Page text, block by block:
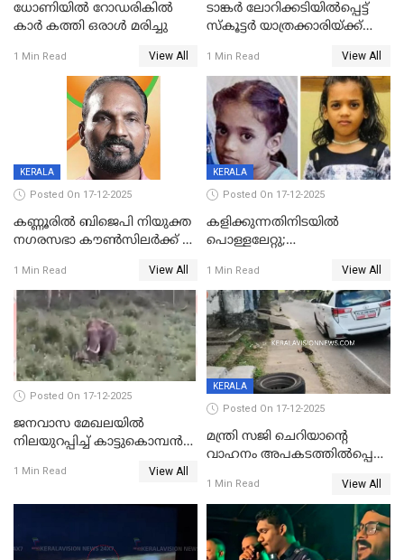
ധോണിയിൽ റോഡരികിൽ
കാർ കത്തി ഒരാൾ മരിച്ചു
1 Min Read View All
ടാങ്കർ ലോറിക്കടിയിൽപ്പെട്ട്
സ്കൂട്ടർ യാത്രക്കാരിയ്ക്ക്
കണ്ടോത്ത് ദേശീയ പാതയിൽ
1 Min Read View All
KERALA
Posted On 17-12-2025
കണ്ണൂരിൽ ബിജെപി നിയുക്ത
നഗരസഭാ കൗൺസിലർക്ക് 36
1 Min Read View All
KERALA
Posted On 17-12-2025
കളിക്കുന്നതിനിടയിൽ
പൊള്ളലേറ്റു;
ക്ലാസ് വിദ്യാർത്ഥിനി മരിച്ചു
1 Min Read View All
Posted On 17-12-2025
ജനവാസ മേഖലയില്‍
നിലയുറപ്പിച്ച് കാട്ടുകൊമ്പന്‍
1 Min Read View All
KERALA
Posted On 17-12-2025
മന്ത്രി സജി ചെറിയാന്റെ
വാഹനം അപകടത്തിൽപ്പെട്ടു;
രക്ഷപ്പെട്ടത് തലനാരിടയ്ക്ക്
1 Min Read View All